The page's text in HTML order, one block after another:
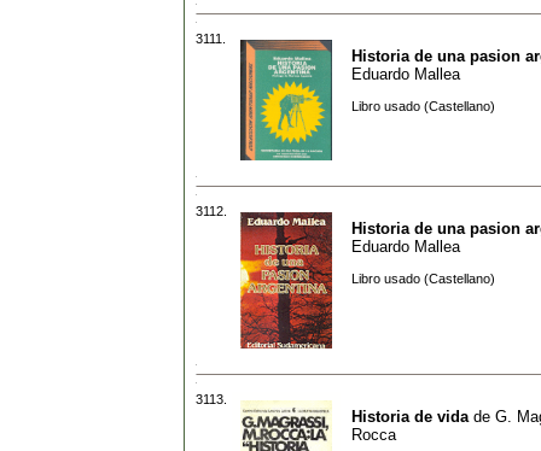
3111.
Historia de una pasion
Eduardo Mallea
Libro usado (Castellano)
3112.
Historia de una pasion
Eduardo Mallea
Libro usado (Castellano)
3113.
Historia de vida de G.
Rocca